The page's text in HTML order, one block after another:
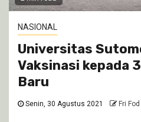
NASIONAL
Universitas
Vaksinasi kepada
Baru
Senin, 30 Agustus 2021 Fri Fod